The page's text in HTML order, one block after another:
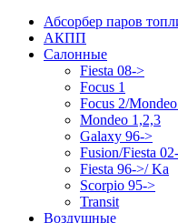
Абсорбер паров
АКПП
Салонные
Fiesta 08->
Focus 1
Focus 2/
Mondeo 1,2,3
Galaxy 96->
Fusion/Fiesta
Fiesta 96->/ Ka
Scorpio 95->
Transit
Воздушные